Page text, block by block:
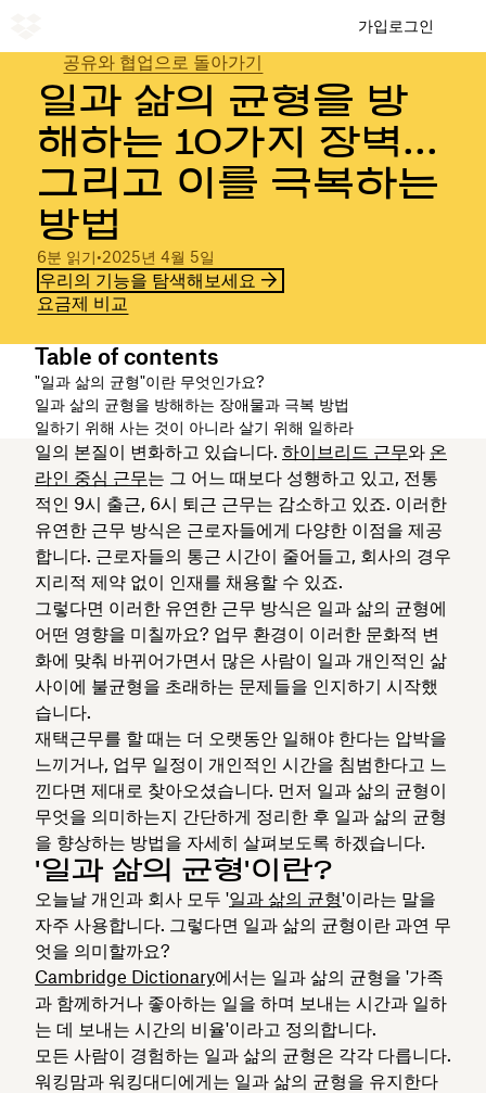
가입 로그인
공유와 협업으로 돌아가기
일과 삶의 균형을 방
해하는 10가지 장벽...
그리고 이를 극복하는
방법
6분 읽기•2025년 4월 5일
우리의 기능을 탐색해보세요
요금제 비교
Table of contents
"일과 삶의 균형"이란 무엇인가요?
일과 삶의 균형을 방해하는 장애물과 극복 방법
일하기 위해 사는 것이 아니라 살기 위해 일하라
일의 본질이 변화하고 있습니다. 하이브리드 근무와 온
라인 중심 근무는 그 어느 때보다 성행하고 있고, 전통
적인 9시 출근, 6시 퇴근 근무는 감소하고 있죠. 이러한
유연한 근무 방식은 근로자들에게 다양한 이점을 제공
합니다. 근로자들의 통근 시간이 줄어들고, 회사의 경우
지리적 제약 없이 인재를 채용할 수 있죠.
그렇다면 이러한 유연한 근무 방식은 일과 삶의 균형에
어떤 영향을 미칠까요? 업무 환경이 이러한 문화적 변
화에 맞춰 바뀌어가면서 많은 사람이 일과 개인적인 삶
사이에 불균형을 초래하는 문제들을 인지하기 시작했
습니다.
재택근무를 할 때는 더 오랫동안 일해야 한다는 압박을
느끼거나, 업무 일정이 개인적인 시간을 침범한다고 느
낀다면 제대로 찾아오셨습니다. 먼저 일과 삶의 균형이
무엇을 의미하는지 간단하게 정리한 후 일과 삶의 균형
을 향상하는 방법을 자세히 살펴보도록 하겠습니다.
'일과 삶의 균형'이란?
오늘날 개인과 회사 모두 '일과 삶의 균형'이라는 말을
자주 사용합니다. 그렇다면 일과 삶의 균형이란 과연 무
엇을 의미할까요?
Cambridge Dictionary에서는 일과 삶의 균형을 '가족
과 함께하거나 좋아하는 일을 하며 보내는 시간과 일하
는 데 보내는 시간의 비율'이라고 정의합니다.
모든 사람이 경험하는 일과 삶의 균형은 각각 다릅니다.
워킹맘과 워킹대디에게는 일과 삶의 균형을 유지한다